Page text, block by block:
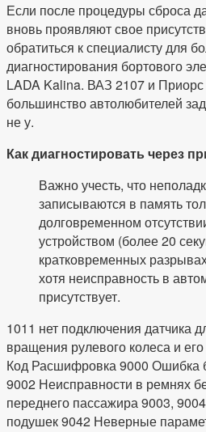
Если после процедуры сброса
вновь проявляют свое
обратиться к специалисту для
диагностирования бортового
LADA Kalina. ВАЗ 2107 и Приорс
большинство автолюбителей
не у.
Как диагностировать через
Важно учесть, что
записываются в память
долговременном
устройством (более 20
кратковременных
хотя неисправность в
присутствует.
1011 нет подключения датчика
вращения рулевого колеса и его
Код Расшифровка 9000 Ошибка
9002 Неисправности в ремнях
переднего пассажира 9003,
подушек 9042 Неверные